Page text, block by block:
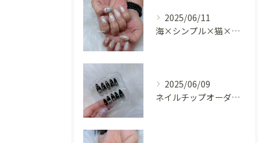
2025/06/11
海×シンプル×猫×上品 nail🐈🐚✨
2025/06/09
ネイルチップオーダー受け付けてます😊🤍